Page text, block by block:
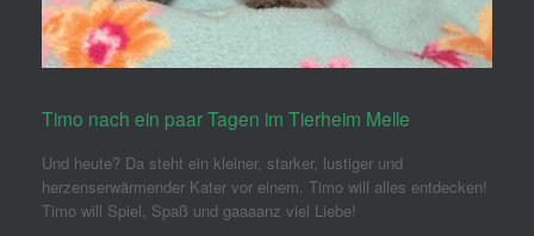
Timo nach ein paar Tagen im Tierheim Melle
Und heute? Da steht ein kleiner, starker, lustiger und
herzenserwärmender Kater vor einem. Timo will alles entdecken!
Timo will Spiel, Spaß und gaaaanz viel Liebe!